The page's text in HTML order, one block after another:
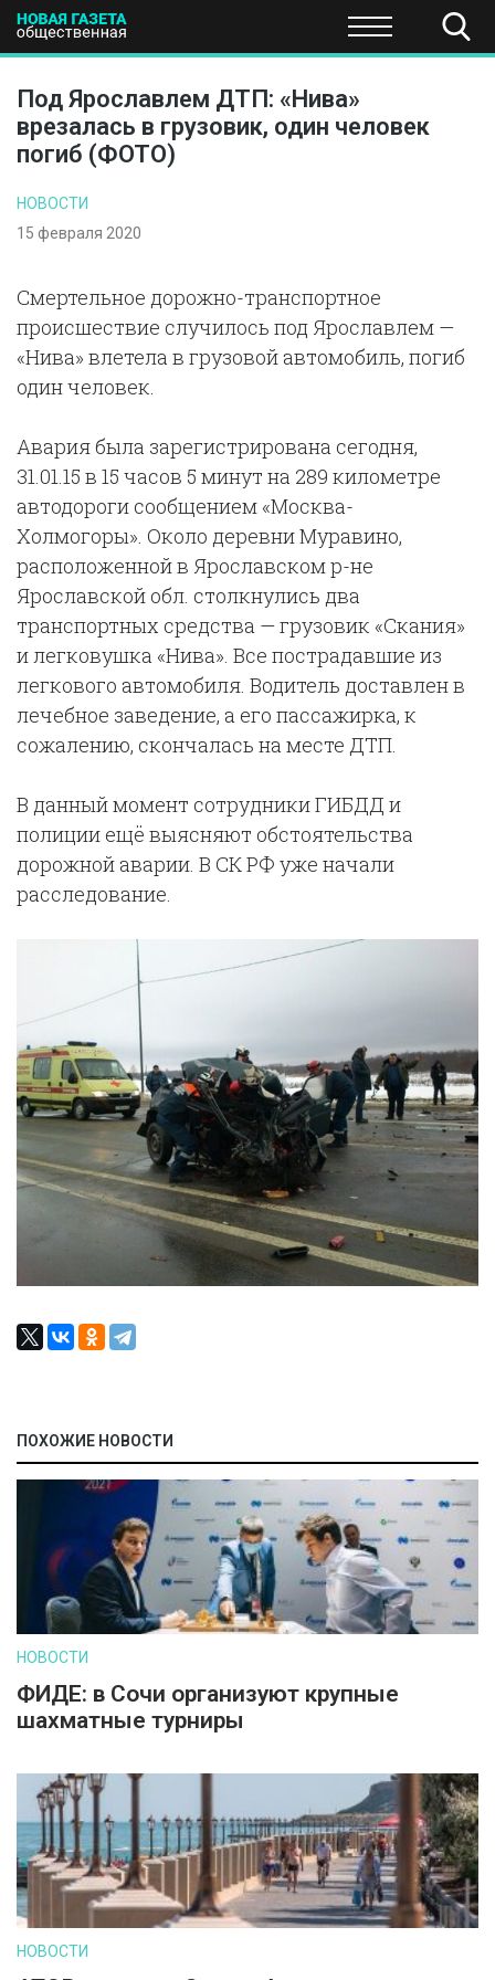
ПОЛИТИКА ЭКОНОМИКА НАУКА И
Под Ярославлем ДТП: «Нива»
врезалась в грузовик, один человек
погиб (ФОТО)
НОВОСТИ
15 февраля 2020
Смертельное дорожно-транспортное
происшествие случилось под Ярославлем —
«Нива» влетела в грузовой автомобиль, погиб
один человек.
Авария была зарегистрирована сегодня,
31.01.15 в 15 часов 5 минут на 289 километре
автодороги сообщением «Москва-
Холмогоры». Около деревни Муравино,
расположенной в Ярославском р-не
Ярославской обл. столкнулись два
транспортных средства — грузовик «Скания»
и легковушка «Нива». Все пострадавшие из
легкового автомобиля. Водитель доставлен в
лечебное заведение, а его пассажирка, к
сожалению, скончалась на месте ДТП.
В данный момент сотрудники ГИБДД и
полиции ещё выясняют обстоятельства
дорожной аварии. В СК РФ уже начали
расследование.
ПОХОЖИЕ НОВОСТИ
НОВОСТИ
ФИДЕ: в Сочи организуют крупные
шахматные турниры
НОВОСТИ